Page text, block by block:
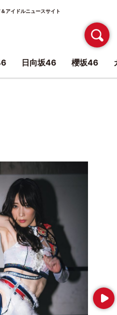
アイドルニュースサイト
Next
日向坂46 櫻坂46